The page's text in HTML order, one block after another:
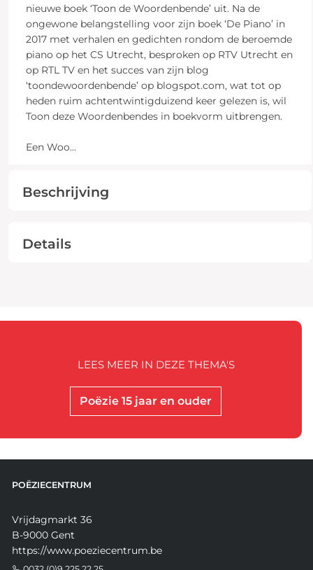
nieuwe boek ‘Toon de Woordenbende’ uit. Na de
ongewone belangstelling voor zijn boek ‘De Piano’ in
2017 met verhalen en gedichten rondom de beroemde
piano op het CS Utrecht, besproken op RTV Utrecht en
op RTL TV en het succes van zijn blog
‘toondewoordenbende’ op blogspot.com, wat tot op
heden ruim achtentwintigduizend keer gelezen is, wil
Toon deze Woordenbendes in boekvorm uitbrengen.
Een Woo...
Beschrijving
Details
Poëzie 15 jaar en ouder
LEES MEER IN DEZE THEMA'S
POËZIECENTRUM
Vrijdagmarkt 36
B-9000 Gent
https://www.poeziecentrum.be